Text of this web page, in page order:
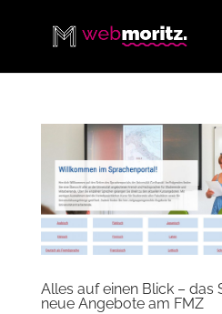
Alles auf einen Blick –
neue Angebote am FMZ